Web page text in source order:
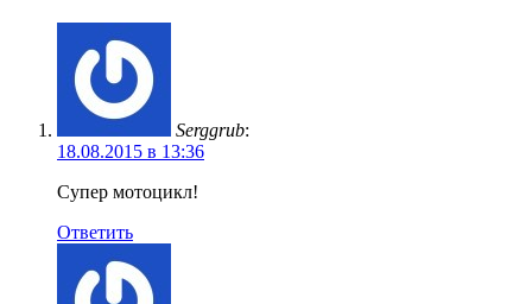
Serggrub:
18.08.2015 в 13:36
Супер мотоцикл!
Ответить